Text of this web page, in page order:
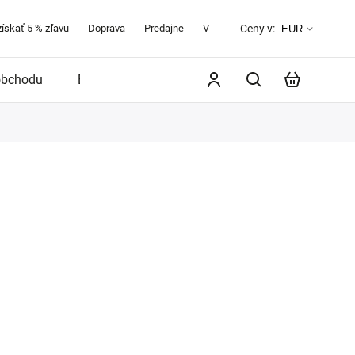
5 % zľavu Doprava Predajne Veľkostná tabuľka O značke
Ceny v: EUR
Blog